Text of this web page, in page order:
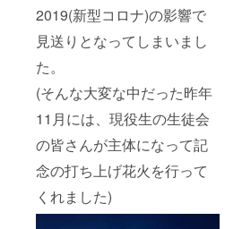
2019(新型コロナ)の影響で
見送りとなってしまいまし
た。
(そんな大変な中だった昨年
11月には、現役生の生徒会
の皆さんが主体になって記
念の打ち上げ花火を行って
くれました)